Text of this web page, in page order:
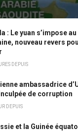
: Le yuan s’impose
nouveau revers
DEPUIS
ambassadrice
de corruption
DEPUIS
et la Guinée